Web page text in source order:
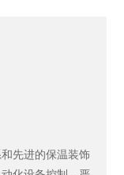
先进的保温装饰